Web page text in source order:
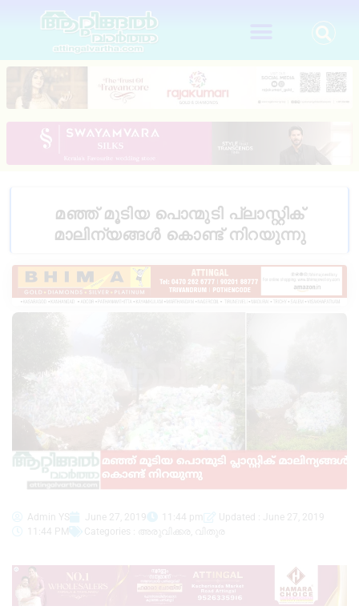
മഞ്ഞ് മൂടിയ പൊന്മുടി പ്ലാസ്റ്റിക്
മാലിന്യങ്ങൾ കൊണ്ട് നിറയുന്നു
Admin YS June 27, 2019 11:44 pm
Updated : June 27, 2019
11:44 PM
Categories : അരുവിക്കര വിതുര